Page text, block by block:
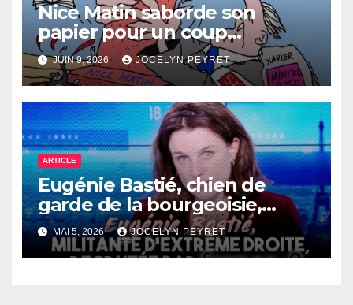
Nice Matin saborde son
papier pour un coup
immobilier ?
JUIN 9, 2026 JOCELYN PEYRET
ARTICLE
Eugénie Bastié, chien de
garde de la bourgeoisie,
recrutée par France 2 pour
les présidentielles
MAI 5, 2026 JOCELYN PEYRET